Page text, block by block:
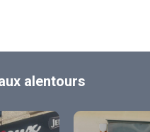
alentours